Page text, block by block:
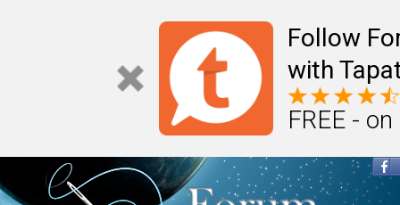
Follow
with
FREE -